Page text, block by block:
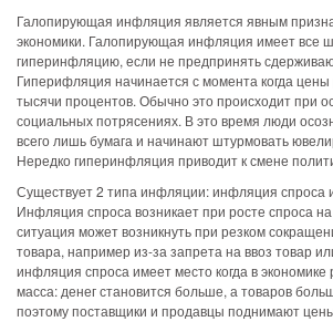
Галопирующая инфляция является явным
экономики. Галопирующая инфляция имеет все
гиперинфляцию, если не предпринять
Гиперифляция начинается с момента когда цены
тысячи процентов. Обычно это происходит при
социальных потрясениях. В это время люди
всего лишь бумага и начинают штурмовать
Нередко гиперинфляция приводит к смене
Существует 2 типа инфляции: инфляция спроса
Инфляция спроса возникает при росте спроса
ситуация может возникнуть при резком
товара, например из-за запрета на ввоз товар
инфляция спроса имеет место когда в экономике
масса: денег становится больше, а товаров
поэтому поставщики и продавцы поднимают